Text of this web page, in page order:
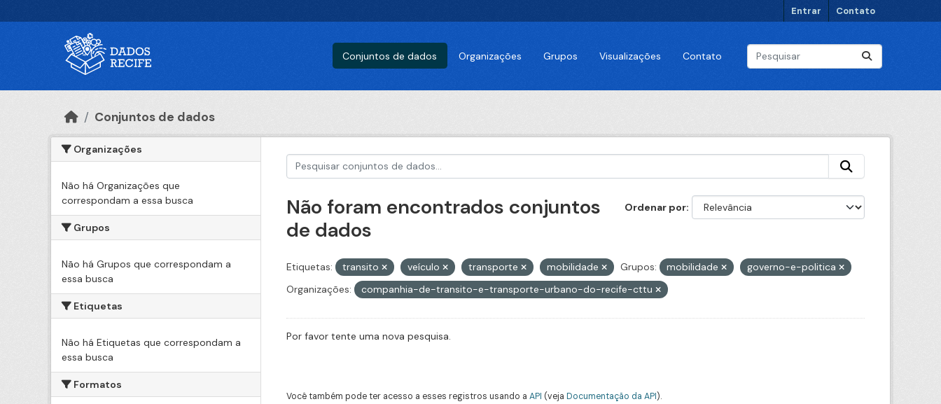
Entrar Contato
Conjuntos de dados Organizações Grupos Visualizações Contato
Conjuntos de dados
Organizações
Não há Organizações que
correspondam a essa busca
Grupos
Não há Grupos que correspondam a
essa busca
Etiquetas
Não há Etiquetas que correspondam a
essa busca
Formatos
Ordenar por
Não foram encontrados conjuntos
de dados
Etiquetas: transito veículo transporte mobilidade Grupos: mobilidade
governo-e-politica
Organizações:
companhia-de-transito-e-transporte-urbano-do-recife-cttu
Por favor tente uma nova pesquisa.
Você também pode ter acesso a esses registros usando a API (veja Documentação da API).